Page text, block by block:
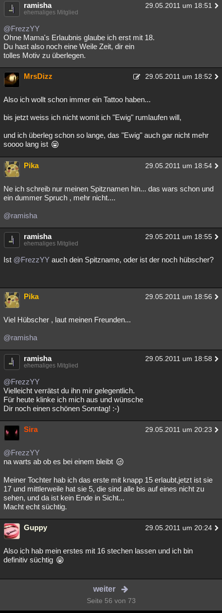
ramisha 29.05.2011 um 18:51
ehemaliges Mitglied
@FrezzYY
Ohne Mama's Erlaubnis glaube ich erst mit 18.
Du hast also noch eine Weile Zeit, dir ein
tolles Motiv zu überlegen.
MrsDizz 29.05.2011 um 18:52
Also ich wollt schon immer ein Tattoo haben...
bis jetzt weiss ich nicht womit ich "Ewig" rumlaufen will,
und ich überleg schon so lange, das "Ewig" auch gar nicht mehr
soooo lang ist
Pika 29.05.2011 um 18:54
Ne ich schreib nur meinen Spitznamen hin... das wars schon und
ein dummer Spruch , mehr nicht....
@ramisha
ramisha 29.05.2011 um 18:55
ehemaliges Mitglied
Ist @FrezzYY auch dein Spitzname, oder ist der noch hübscher?
Pika 29.05.2011 um 18:56
Viel Hübscher , laut meinen Freunden...
@ramisha
ramisha 29.05.2011 um 18:58
ehemaliges Mitglied
@FrezzYY
Vielleicht verrätst du ihn mir gelegentlich.
Für heute klinke ich mich aus und wünsche
Dir noch einen schönen Sonntag! :-)
Sira 29.05.2011 um 20:23
@FrezzYY
na warts ab ob es bei einem bleibt
Meiner Tochter hab ich das erste mit knapp 15 erlaubt,jetzt ist sie
17 und mittlerweile hat sie 5, die sind alle bis auf eines nicht zu
sehen, und da ist kein Ende in Sicht...
Macht echt süchtig.
Guppy 29.05.2011 um 20:24
Also ich hab mein erstes mit 16 stechen lassen und ich bin
definitiv süchtig
weiter
Seite 56 von 73